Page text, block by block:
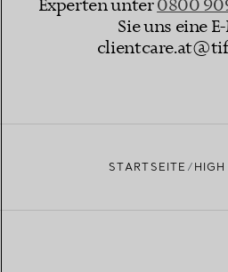
Experten unter0800
Sie uns eine
STARTSEITE